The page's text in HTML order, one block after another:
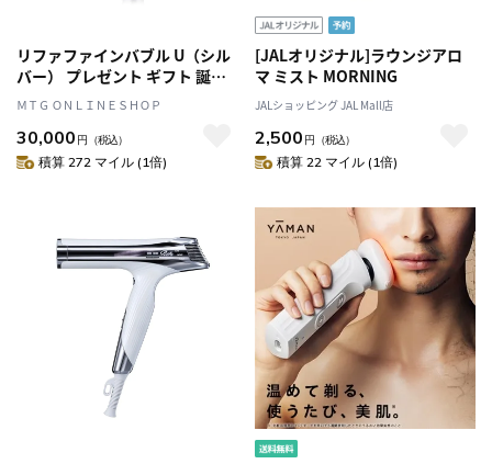
リファファインバブル U（シル
バー） プレゼント ギフト 誕生
日 結婚祝い シャワーヘッド
ＭＴＧ ＯＮＬＩＮＥＳＨＯＰ
30,000 円 （税込）
積算 272 マイル (1倍)
[JALオリジナル]ラウンジアロ
マ ミスト MORNING
JALショッピング JAL Mall店
2,500 円 （税込）
積算 22 マイル (1倍)